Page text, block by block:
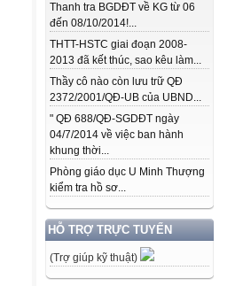
Thanh tra BGDĐT về KG từ 06
đến 08/10/2014!...
THTT-HSTC giai đoạn 2008-
2013 đã kết thúc, sao kêu làm...
Thầy cô nào còn lưu trữ QĐ
2372/2001/QĐ-UB của UBND...
" QĐ 688/QĐ-SGDĐT ngày
04/7/2014 về việc ban hành
khung thời...
Phòng giáo dục U Minh Thượng
kiểm tra hồ sơ...
HỖ TRỢ TRỰC TUYẾN
(Trợ giúp kỹ thuật)